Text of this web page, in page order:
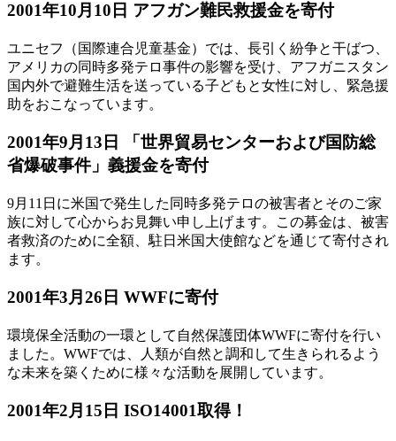
2001年10月10日 アフガン難民救援金を寄付
ユニセフ（国際連合児童基金）では、長引く紛争と干ばつ、
アメリカの同時多発テロ事件の影響を受け、アフガニスタン
国内外で避難生活を送っている子どもと女性に対し、緊急援
助をおこなっています。
2001年9月13日 「世界貿易センターおよび国防総
省爆破事件」義援金を寄付
9月11日に米国で発生した同時多発テロの被害者とそのご家
族に対して心からお見舞い申し上げます。この募金は、被害
者救済のために全額、駐日米国大使館などを通じて寄付され
ます。
2001年3月26日 WWFに寄付
環境保全活動の一環として自然保護団体WWFに寄付を行い
ました。WWFでは、人類が自然と調和して生きられるよう
な未来を築くために様々な活動を展開しています。
2001年2月15日 ISO14001取得！